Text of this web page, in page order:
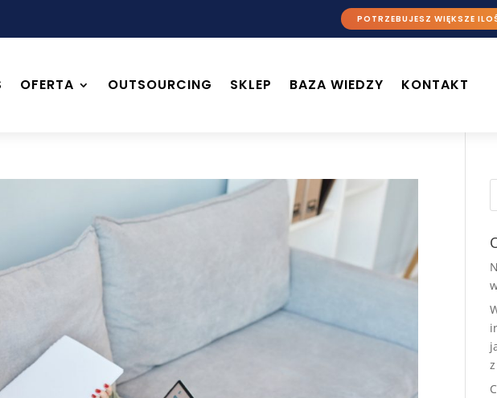
POTRZEBUJESZ WIĘKSZE
OFERTA OUTSOURCING SKLEP BAZA WIEDZY KONTAKT